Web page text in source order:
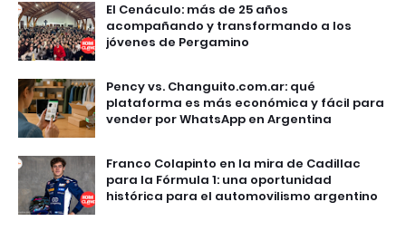
El Cenáculo: más de 25 años
acompañando y transformando a los
jóvenes de Pergamino
Pency vs. Changuito.com.ar: qué
plataforma es más económica y fácil para
vender por WhatsApp en Argentina
Franco Colapinto en la mira de Cadillac
para la Fórmula 1: una oportunidad
histórica para el automovilismo argentino